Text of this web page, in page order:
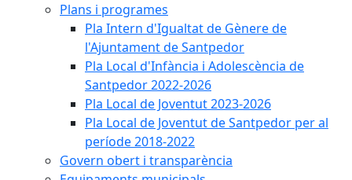
Plans i programes
Pla Intern d'Igualtat de Gènere de
l'Ajuntament de Santpedor
Pla Local d'Infància i Adolescència de
Santpedor 2022-2026
Pla Local de Joventut 2023-2026
Pla Local de Joventut de Santpedor per al
període 2018-2022
Govern obert i transparència